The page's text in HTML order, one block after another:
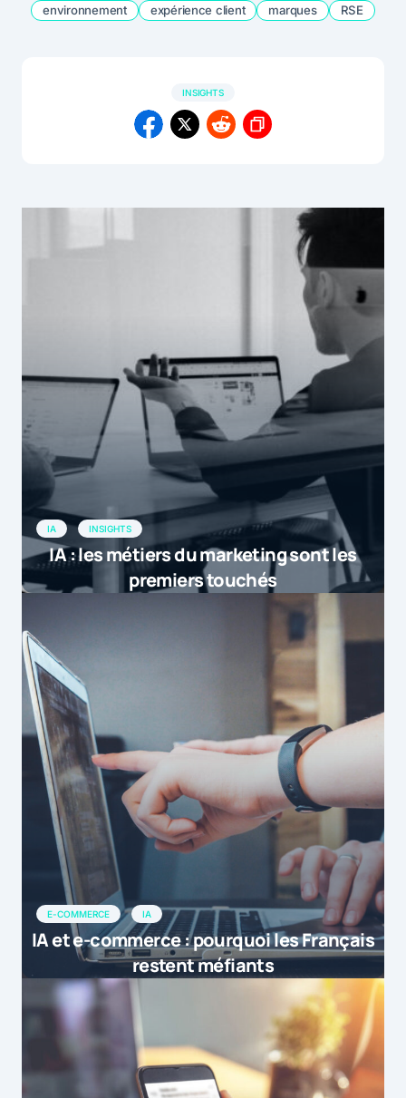
environnement expérience client marques RSE
INSIGHTS
IA INSIGHTS
IA : les métiers du marketing sont les
premiers touchés
E-COMMERCE IA
IA et e-commerce : pourquoi les Français
restent méfiants